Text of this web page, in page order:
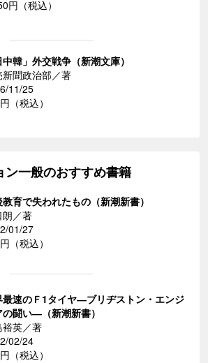
円（税込）
中韓」外交戦争（新潮文庫）
新聞政治部／著
11/25
（税込）
ン一般のおすすめ書籍
育で失われたもの（新潮新書）
朗／著
01/27
（税込）
最速のＦ1タイヤ―ブリヂストン・エンジ
の闘い―（新潮新書）
裕英／著
02/24
（税込）